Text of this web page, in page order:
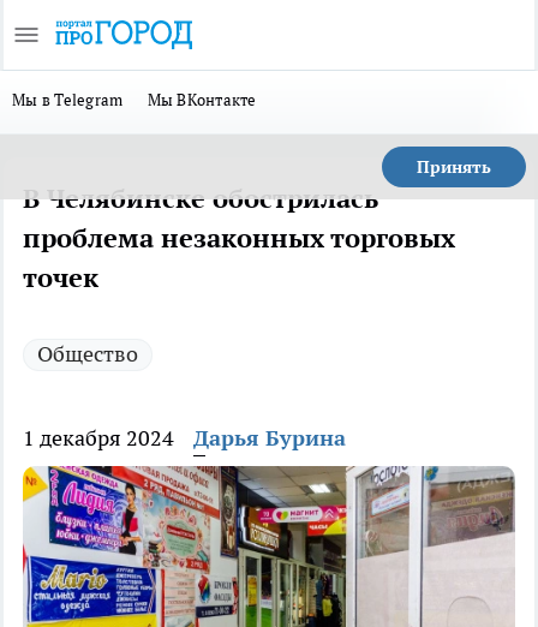
Мы в Telegram Мы ВКонтакте
Принять
В Челябинске обострилась
проблема незаконных торговых
точек
Общество
1 декабря 2024 Дарья Бурина